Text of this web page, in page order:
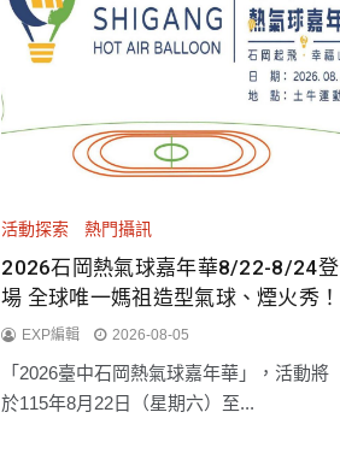
活動探索 熱門攝訊
2026石岡熱氣球嘉年華8/22-8/24登
場 全球唯一媽祖造型氣球、煙火秀！
EXP編輯 2026-08-05
「2026臺中石岡熱氣球嘉年華」，活動將
於115年8月22日（星期六）至...